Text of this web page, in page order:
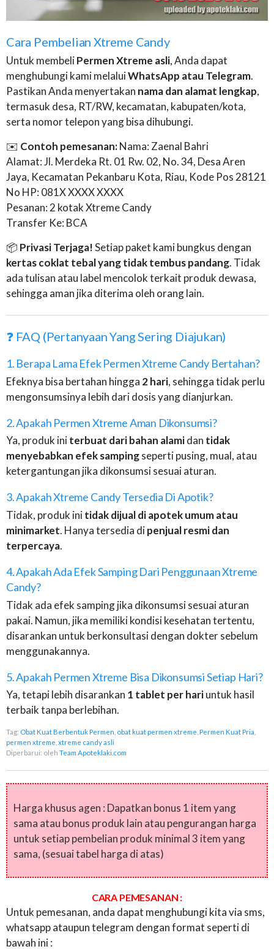
Cara Pembelian Xtreme Candy
Untuk membeliPermen Xtreme asli, Anda dapat
menghubungi kami melaluiWhatsApp atau Telegram.
Pastikan Anda menyertakan nama dan alamat lengkap,
termasuk desa, RT/RW, kecamatan, kabupaten/kota,
serta nomor telepon yang bisa dihubungi.
✉️ Contoh pemesanan:Nama: Zaenal Bahri
Alamat: Jl. Merdeka Rt. 01 Rw. 02, No. 34, Desa Aren
Jaya, Kecamatan Pekanbaru Kota, Riau, Kode Pos 28121
No HP: 081X XXXX XXXX
Pesanan: 2 kotak Xtreme Candy
Transfer Ke: BCA
📦 Privasi Terjaga!Setiap paket kami bungkus dengan
kertas coklat tebal yang tidak tembus pandang. Tidak
ada tulisan atau label mencolok terkait produk dewasa,
sehingga aman jika diterima oleh orang lain.
❓ FAQ (Pertanyaan Yang Sering Diajukan)
1. Berapa Lama Efek Permen Xtreme Candy Bertahan?
Efeknya bisa bertahan hingga 2 hari, sehingga tidak perlu
mengonsumsinya lebih dari dosis yang dianjurkan.
2. Apakah Permen Xtreme Aman Dikonsumsi?
Ya, produk initerbuat dari bahan alamidan tidak
menyebabkan efek sampingseperti pusing, mual, atau
ketergantungan jika dikonsumsi sesuai aturan.
3. Apakah Xtreme Candy Tersedia Di Apotik?
Tidak, produk initidak dijual di apotek umum atau
minimarket. Hanya tersedia dipenjual resmi dan
terpercaya.
4. Apakah Ada Efek Samping Dari Penggunaan Xtreme
Candy?
Tidak ada efek samping jika dikonsumsi sesuai aturan
pakai. Namun, jika memiliki kondisi kesehatan tertentu,
disarankan untuk berkonsultasi dengan dokter sebelum
menggunakannya.
5. Apakah Permen Xtreme Bisa Dikonsumsi Setiap Hari?
Ya, tetapi lebih disarankan 1 tablet per hariuntuk hasil
terbaik tanpa berlebihan.
Tag: Obat Kuat Berbentuk Permen obat kuat permen xtreme Permen Kuat Pria
permen xtreme xtreme candy asli
Diperbarui: oleh Team Apoteklaki.com
Harga khusus agen : Dapatkan bonus 1 item yang
sama atau bonus produk lain atau pengurangan harga
untuk setiap pembelian produk minimal 3 item yang
sama, (sesuai tabel harga di atas)
CARA PEMESANAN :
Untuk pemesanan, anda dapat menghubungi kita via sms,
whatsapp ataupun telegram dengan format seperti di
bawah ini :